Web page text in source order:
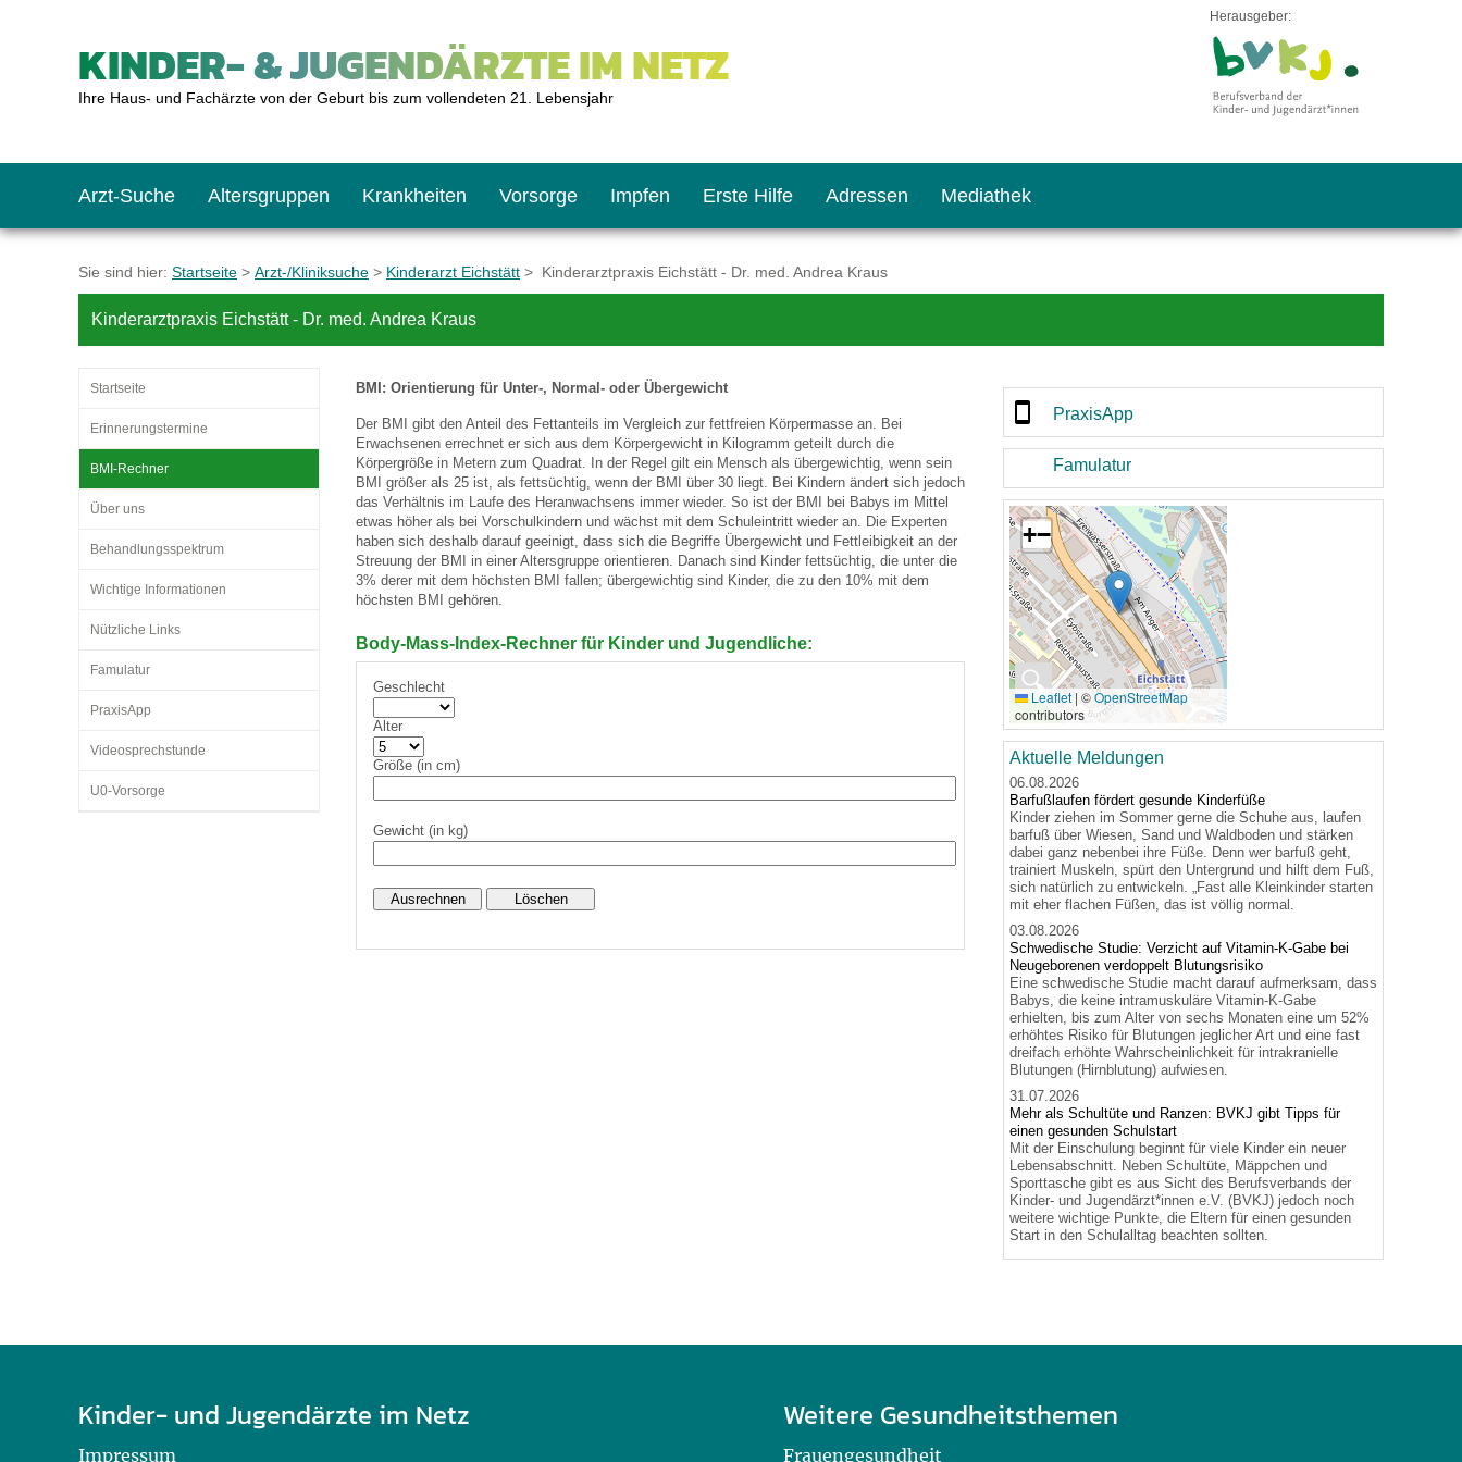
KINDER- & JUGENDÄRZTE IM NETZ
Ihre Haus- und Fachärzte von der Geburt bis zum vollendeten 21. Lebensjahr
Herausgeber:
Arzt-Suche Altersgruppen
Das erste Jahr
Jugendliche
Krankheiten Vorsorge
Baby: U1 bis U6
Teenager: J1 bis J2
Impfen
Impfkalender
Impfreaktionen
Impfsicherheit
Recht auf Impfung
Vorsorge- und Impferinnerung
Erste Hilfe
Notrufnummern
Sofortmaßnahmen
Notdienste
Adressen
Notdienste
Link-Tipps
Mediathek
BMI-Rechner
Wachstum-Rechner
Empfehlungen zum Bildschirmmediengebrauch
Material zu den Vorsorgen
Entwicklungskalender
Broschüren und Informationsflyer
Familienzeit gesund gestalten
Sie sind hier: Startseite > Arzt-/Kliniksuche > Kinderarzt Eichstätt > Kinderarztpraxis Eichstätt - Dr. med. Andrea Kraus
Kinderarztpraxis Eichstätt - Dr. med. Andrea Kraus
Startseite
Erinnerungstermine
BMI-Rechner
Über uns
Behandlungsspektrum
Wichtige Informationen
Nützliche Links
Famulatur
PraxisApp
Videosprechstunde
U0-Vorsorge
BMI: Orientierung für Unter-, Normal- oder Übergewicht
Der BMI gibt den Anteil des Fettanteils im Vergleich zur fettfreien Körpermasse an. Bei
Erwachsenen errechnet er sich aus dem Körpergewicht in Kilogramm geteilt durch die
Körpergröße in Metern zum Quadrat. In der Regel gilt ein Mensch als übergewichtig, wenn sein
BMI größer als 25 ist, als fettsüchtig, wenn der BMI über 30 liegt. Bei Kindern ändert sich jedoch
das Verhältnis im Laufe des Heranwachsens immer wieder. So ist der BMI bei Babys im Mittel
etwas höher als bei Vorschulkindern und wächst mit dem Schuleintritt wieder an. Die Experten
haben sich deshalb darauf geeinigt, dass sich die Begriffe Übergewicht und Fettleibigkeit an der
Streuung der BMI in einer Altersgruppe orientieren. Danach sind Kinder fettsüchtig, die unter die
3% derer mit dem höchsten BMI fallen; übergewichtig sind Kinder, die zu den 10% mit dem
höchsten BMI gehören.
Body-Mass-Index-Rechner für Kinder und Jugendliche:
Geschlecht
Alter
Größe (in cm)
Gewicht (in kg)
PraxisApp
Famulatur
🔍
+−
Leaflet | ©OpenStreetMap
contributors
Aktuelle Meldungen
06.08.2026
Barfußlaufen fördert gesunde Kinderfüße
Kinder ziehen im Sommer gerne die Schuhe aus, laufen
barfuß über Wiesen, Sand und Waldboden und stärken
dabei ganz nebenbei ihre Füße. Denn wer barfuß geht,
trainiert Muskeln, spürt den Untergrund und hilft dem Fuß,
sich natürlich zu entwickeln. „Fast alle Kleinkinder starten
mit eher flachen Füßen, das ist völlig normal.
03.08.2026
Schwedische Studie: Verzicht auf Vitamin-K-Gabe bei
Neugeborenen verdoppelt Blutungsrisiko
Eine schwedische Studie macht darauf aufmerksam, dass
Babys, die keine intramuskuläre Vitamin-K-Gabe
erhielten, bis zum Alter von sechs Monaten eine um 52%
erhöhtes Risiko für Blutungen jeglicher Art und eine fast
dreifach erhöhte Wahrscheinlichkeit für intrakranielle
Blutungen (Hirnblutung) aufwiesen.
31.07.2026
Mehr als Schultüte und Ranzen: BVKJ gibt Tipps für
einen gesunden Schulstart
Mit der Einschulung beginnt für viele Kinder ein neuer
Lebensabschnitt. Neben Schultüte, Mäppchen und
Sporttasche gibt es aus Sicht des Berufsverbands der
Kinder- und Jugendärzt*innen e.V. (BVKJ) jedoch noch
weitere wichtige Punkte, die Eltern für einen gesunden
Start in den Schulalltag beachten sollten.
Kinder- und Jugendärzte im Netz
Impressum
Weitere Gesundheitsthemen
Frauengesundheit